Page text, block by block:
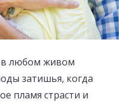
в любом живом
затишья, когда
пламя страсти и